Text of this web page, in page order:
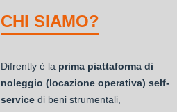
CHI SIAMO?
Difrently è la prima piattaforma di
noleggio (locazione operativa) self-
service di beni strumentali,